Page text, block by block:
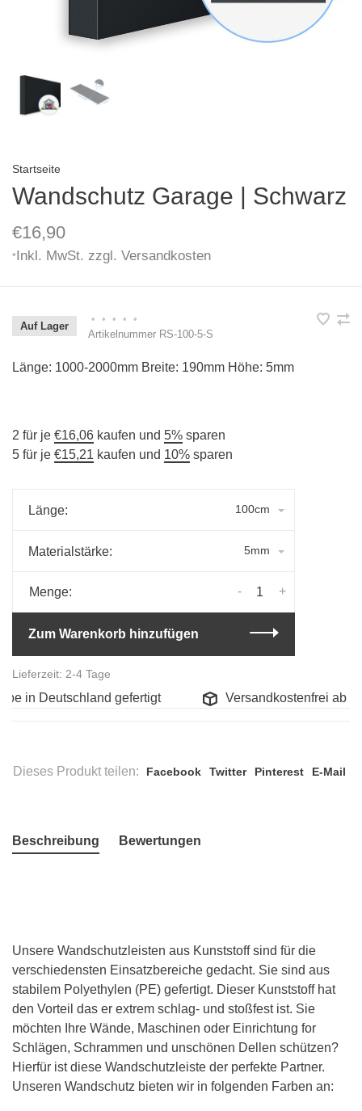
Startseite
Wandschutz Garage | Schwarz
€16,90
*Inkl. MwSt. zzgl. Versandkosten
Auf Lager
• • • •
•
Artikelnummer RS-100-5-S
Länge: 1000-2000mm Breite: 190mm Höhe: 5mm
2 für je €16,06 kaufen und 5% sparen
5 für je €15,21 kaufen und 10% sparen
Länge: 100cm
Materialstärke: 5mm
Menge: +
-
Zum Warenkorb hinzufügen
Lieferzeit: 2-4 Tage
in Deutschland gefertigt Versandkostenfrei ab 99,-
Dieses Produkt teilen: Facebook Twitter Pinterest E-Mail
Beschreibung Bewertungen
Unsere Wandschutzleisten aus Kunststoff sind für die
verschiedensten Einsatzbereiche gedacht. Sie sind aus
stabilem Polyethylen (PE) gefertigt. Dieser Kunststoff hat
den Vorteil das er extrem schlag- und stoßfest ist. Sie
möchten Ihre Wände, Maschinen oder Einrichtung for
Schlägen, Schrammen und unschönen Dellen schützen?
Hierfür ist diese Wandschutzleiste der perfekte Partner.
Unseren Wandschutz bieten wir in folgenden Farben an: